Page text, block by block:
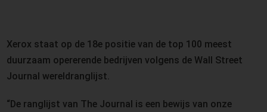
Xerox staat op de 18e positie van de top 100 meest
duurzaam opererende bedrijven volgens de Wall Street
Journal wereldranglijst.
“De ranglijst van The Journal is een bewijs van onze